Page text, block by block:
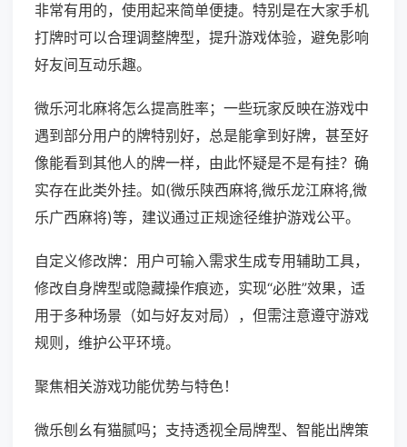
非常有用的，使用起来简单便捷。特别是在大家手机
打牌时可以合理调整牌型，提升游戏体验，避免影响
好友间互动乐趣。
微乐河北麻将怎么提高胜率；一些玩家反映在游戏中
遇到部分用户的牌特别好，总是能拿到好牌，甚至好
像能看到其他人的牌一样，由此怀疑是不是有挂？确
实存在此类外挂。如(微乐陕西麻将,微乐龙江麻将,微
乐广西麻将)等，建议通过正规途径维护游戏公平。
自定义修改牌：用户可输入需求生成专用辅助工具，
修改自身牌型或隐藏操作痕迹，实现“必胜”效果，适
用于多种场景（如与好友对局），但需注意遵守游戏
规则，维护公平环境。
聚焦相关游戏功能优势与特色！
微乐刨幺有猫腻吗；支持透视全局牌型、智能出牌策